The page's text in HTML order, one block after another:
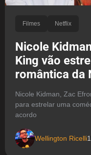
Filmes Netflix
Nicole
King vão
romântica da
Nicole Kidman, Zac
para estrelar uma
acordo
Wellington Ricelli